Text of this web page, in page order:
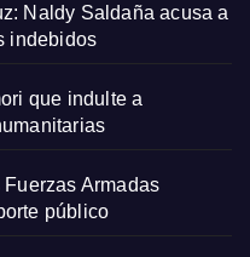
Naldy Saldaña acusa a
indebidos
que indulte a
Armadas
público